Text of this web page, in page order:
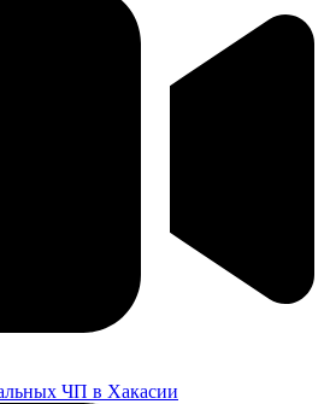
ЧП в Хакасии